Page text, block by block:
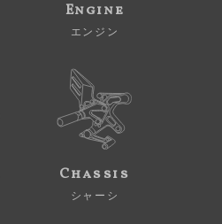
Engine
エンジン
Chassis
シャーシ